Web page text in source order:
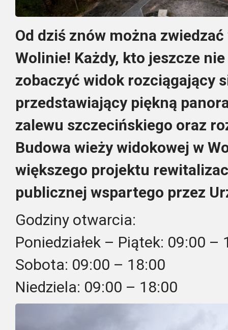
Od dziś znów można
Wolinie! Każdy, kto jeszcze
zobaczyć widok rozciągający
przedstawiający piękną
zalewu szczecińskiego oraz
Budowa wieży widokowej w
większego projektu
publicznej wspartego przez
Godziny otwarcia:
Poniedziałek – Piątek: 09:00 –
Sobota: 09:00 – 18:00
Niedziela: 09:00 – 18:00